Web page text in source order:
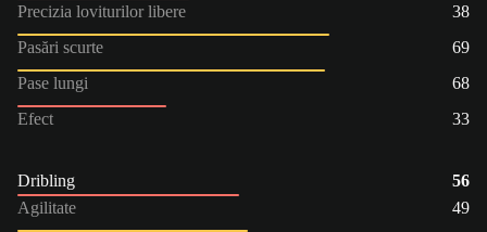
Precizia loviturilor libere
38
Pasări scurte
69
Pase lungi
68
Efect
33
Dribling
56
Agilitate
49